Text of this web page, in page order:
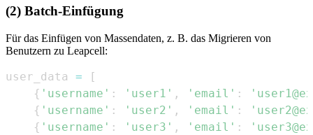
(2) Batch-Einfügung
Für das Einfügen von Massendaten, z. B. das Migrieren von
Benutzern zu Leapcell:
user_data =
[
{ 'username' : 'user1' , 'email' :
{ 'username' : 'user2' , 'email' :
{ 'username' : 'user3' , 'email' :